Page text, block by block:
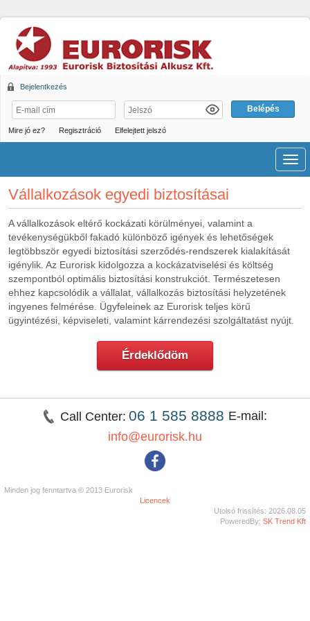
Bejelentkezés
Mire jó ez? Regisztráció Elfelejtett jelszó
Vállalkozások egyedi biztosításai
A vállalkozások eltérő kockázati körülményei, valamint a
tevékenységükből fakadó különböző igények és lehetőségek
legtöbbször egyedi biztosítási szerződés-rendszerek kialakítását
igénylik. Az Eurorisk kidolgozza a kockázatviselési és költség
szempontból optimális biztosítási konstrukciót. Természetesen
ehhez kapcsolódik a vállalat, vállalkozás biztosítási helyzetének
ingyenes felmérése. Ügyfeleinek az Eurorisk teljes körű
ügyintézési, képviseleti, valamint kárrendezési szolgáltatást nyújt.
Érdeklődöm
Call Center: 06 1 585 8888 E-mail:
info@eurorisk.hu
Minden jog fenntartva © 2013 Eurorisk
Licencek
Utolsó frissítés: 2026.08.05
PoweredBy: SK Trend Kft